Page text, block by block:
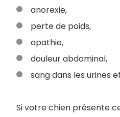
anorexie,
perte de poids,
apathie,
douleur abdominal,
sang dans les urines
Si votre chien présente